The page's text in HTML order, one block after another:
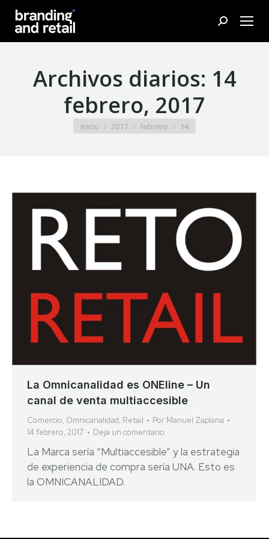
Buscar:
Archivos diarios: 14
febrero, 2017
Estás aquí:
Inicio 2017 febrero 14
La Omnicanalidad es ONEline – Un
canal de venta multiaccesible
Comercio, Omnicanalidad, Retail Por Manuel Zaplana
14 febrero, 2017
Deja un comentario
La Marca sería “Multiaccesible” y la estrategia
de experiencia de compra sería UNA. Esto es
la OMNICANALIDAD.